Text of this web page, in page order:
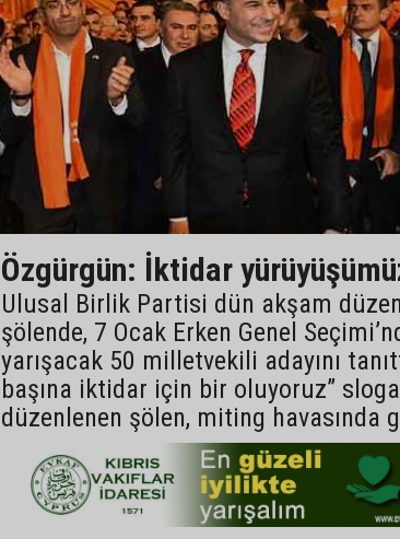
Özgürgün: İktidar
Ulusal Birlik Partisi dün akşam
şölende, 7 Ocak Erken Genel
yarışacak 50 milletvekili adayını
başına iktidar için bir oluyoruz”
düzenlenen şölen, miting havasında